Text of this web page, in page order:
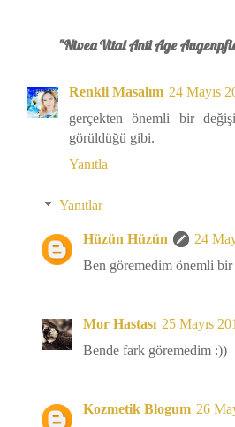
"Nivea Vital Anti Age
Renkli Masalım 24 Mayıs
gerçekten önemli bir
görüldüğü gibi.
Yanıtla
Yanıtlar
Hüzün Hüzün
24
Ben göremedim önemli
Mor Hastası 25 Mayıs
Bende fark göremedim :))
Kozmetik Blogum 26